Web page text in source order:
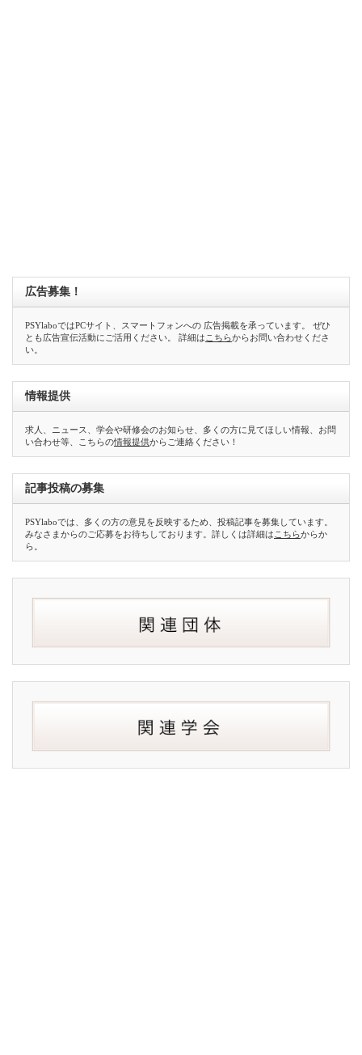
広告募集！
PSYlaboではPCサイト、スマートフォンへの 広告掲載を承っています。 ぜひ
とも広告宣伝活動にご活用ください。 詳細は こちらからお問い合わせくださ
い。
情報提供
求人、ニュース、学会や研修会のお知らせ、多くの方に見てほしい情報、お問
い合わせ等、こちらの情報提供からご連絡ください！
記事投稿の募集
PSYlaboでは、多くの方の意見を反映するため、投稿記事を募集しています。
みなさまからのご応募をお待ちしております。詳しくは詳細は こちらからか
ら。